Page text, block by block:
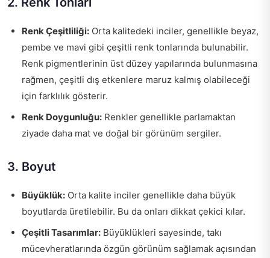
Renk Çeşitliliği: Orta kalitedeki inciler, genellikle beyaz,
pembe ve mavi gibi çeşitli renk tonlarında bulunabilir.
Renk pigmentlerinin üst düzey yapılarında bulunmasına
rağmen, çeşitli dış etkenlere maruz kalmış olabileceği
için farklılık gösterir.
Renk Doygunluğu: Renkler genellikle parlamaktan
ziyade daha mat ve doğal bir görünüm sergiler.
3. Boyut
Büyüklük: Orta kalite inciler genellikle daha büyük
boyutlarda üretilebilir. Bu da onları dikkat çekici kılar.
Çeşitli Tasarımlar: Büyüklükleri sayesinde, takı
mücevheratlarında özgün görünüm sağlamak açısından